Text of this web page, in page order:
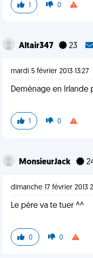
1 0
Altair347 23
mardi 5 février 2013 13:27
Deménage en Irlande
1 0
MonsieurJack
dimanche 17 février 2013
Le père va te tuer ^^
0 0